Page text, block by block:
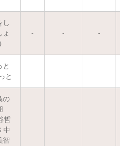
し
ょ
- - -
と
と
の
哲
中
智